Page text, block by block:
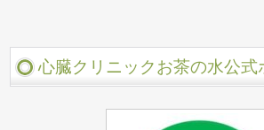
心臓クリニックお茶の水公式